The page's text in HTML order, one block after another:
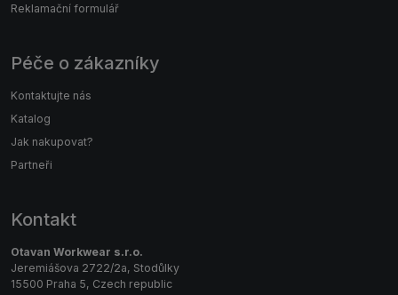
Reklamační formulář
Péče o zákazníky
Kontaktujte nás
Katalog
Jak nakupovat?
Partneři
Kontakt
Otavan Workwear s.r.o.
Jeremiášova 2722/2a, Stodůlky
15500 Praha 5, Czech republic